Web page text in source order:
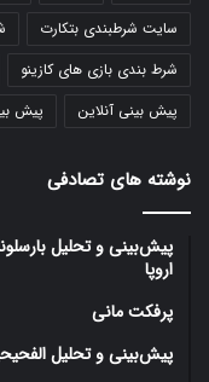
سایت شرطبندی بتکارت
شرط بندی بازی های کازینو
پیش بینی آنلاین
پیش
نوشته های تصادفی
پیش‌بینی و تحلیل
اروپا
پرفکت مانی
پیش‌بینی و تحلیل